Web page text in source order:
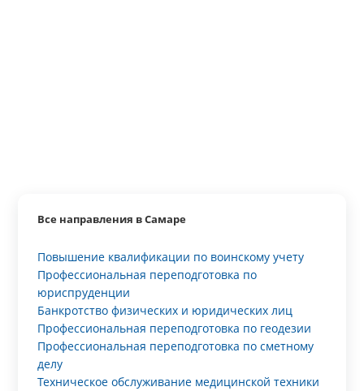
Все направления в Самаре
Повышение квалификации по воинскому учету
Профессиональная переподготовка по
юриспруденции
Банкротство физических и юридических лиц
Профессиональная переподготовка по геодезии
Профессиональная переподготовка по сметному
делу
Техническое обслуживание медицинской техники